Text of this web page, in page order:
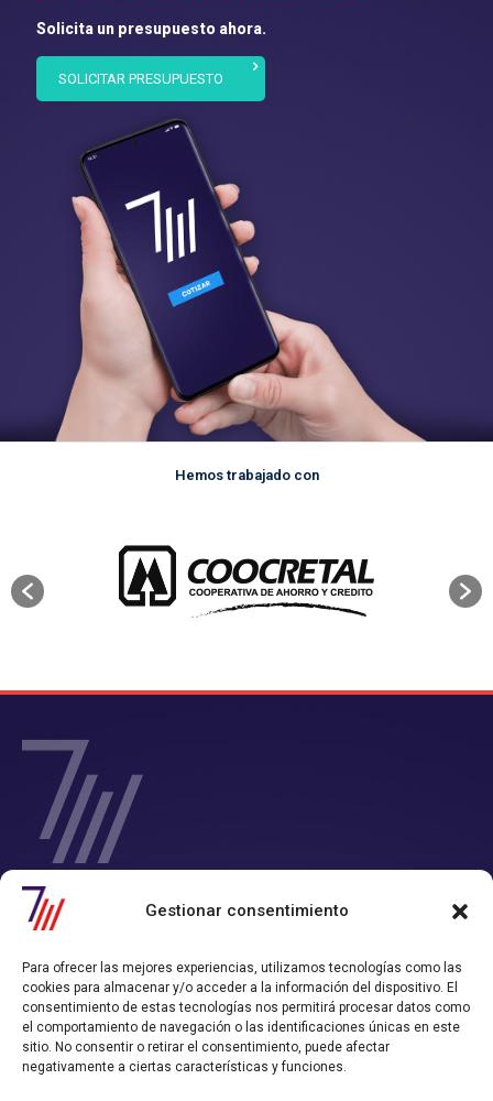
Gestionar consentimiento
Para ofrecer las mejores experiencias, utilizamos tecnologías como las
cookies para almacenar y/o acceder a la información del dispositivo. El
consentimiento de estas tecnologías nos permitirá procesar datos como
el comportamiento de navegación o las identificaciones únicas en este
sitio. No consentir o retirar el consentimiento, puede afectar
negativamente a ciertas características y funciones.
Solicita un presupuesto ahora.
SOLICITAR PRESUPUESTO
Hemos trabajado con
SIETE Y MEDIA - Agencia de Marketing Digital en
Chile
el que consigues tiempo y rentabilidad.
Nos convertimos en tu departamento de Marketing Online, y
trabajamos alineados con los objetivos de ventas que hayas definido.
Política de Privacidad Política de Cookies